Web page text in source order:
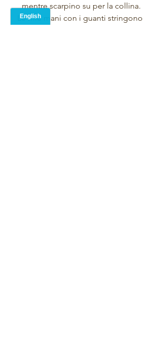
mentre scarpino su per la collina.
Le mie mani con i guanti stringono